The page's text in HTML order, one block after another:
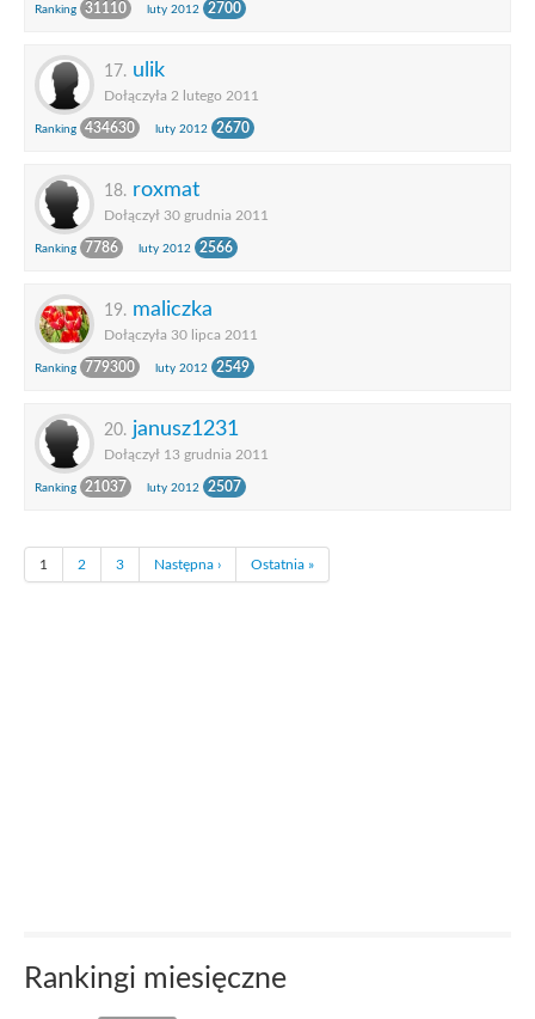
Ranking 31110 luty 2012 2700
17. ulik
Dołączyła 2 lutego 2011
Ranking 434630 luty 2012 2670
18. roxmat
Dołączył 30 grudnia 2011
Ranking 7786 luty 2012 2566
19. maliczka
Dołączyła 30 lipca 2011
Ranking 779300 luty 2012 2549
20. janusz1231
Dołączył 13 grudnia 2011
Ranking 21037 luty 2012 2507
1 2 3 Następna › Ostatnia »
Rankingi miesięczne